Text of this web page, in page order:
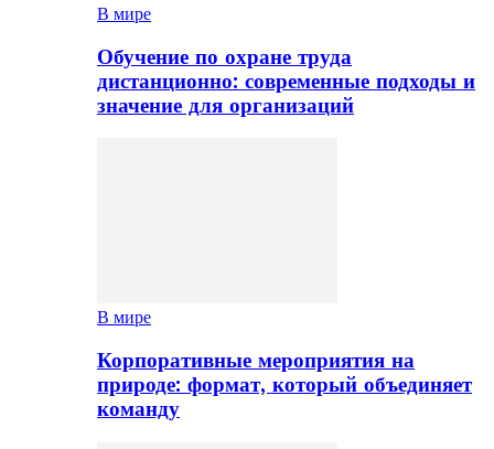
В мире
Обучение по охране труда
дистанционно: современные подходы и
значение для организаций
В мире
Корпоративные мероприятия на
природе: формат, который объединяет
команду